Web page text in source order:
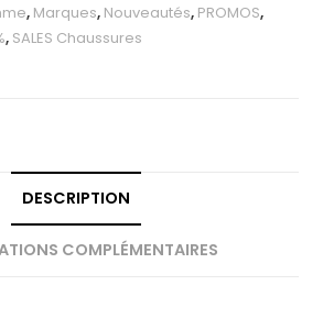
, Marques, Nouveautés, PROMOS,
, SALES Chaussures
DESCRIPTION
COMPLÉMENTAIRES